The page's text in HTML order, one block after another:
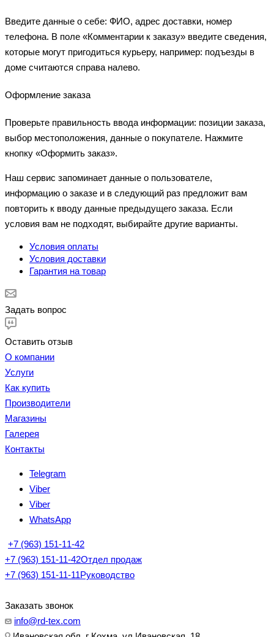
Введите данные о себе: ФИО, адрес доставки, номер
телефона. В поле «Комментарии к заказу» введите сведения,
которые могут пригодиться курьеру, например: подъезды в
доме считаются справа налево.
Оформление заказа
Проверьте правильность ввода информации: позиции заказа,
выбор местоположения, данные о покупателе. Нажмите
кнопку «Оформить заказ».
Наш сервис запоминает данные о пользователе,
информацию о заказе и в следующий раз предложит вам
повторить к вводу данные предыдущего заказа. Если
условия вам не подходят, выбирайте другие варианты.
Условия оплаты
Условия доставки
Гарантия на товар
Задать вопрос
Оставить отзыв
О компании
Услуги
Как купить
Производители
Магазины
Галерея
Контакты
Telegram
Viber
Viber
WhatsApp
+7 (963) 151-11-42
+7 (963) 151-11-42Отдел продаж
+7 (963) 151-11-11Руководство
Заказать звонок
info@rd-tex.com